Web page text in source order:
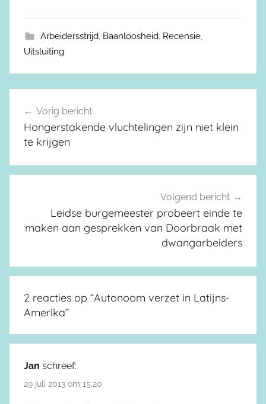
Arbeidersstrijd, Baanloosheid, Recensie,
Uitsluiting
Berichtnavigatie
Vorig bericht
Hongerstakende vluchtelingen zijn niet klein
te krijgen
Volgend bericht
Leidse burgemeester probeert einde te
maken aan gesprekken van Doorbraak met
dwangarbeiders
2 reacties op “Autonoom verzet in Latijns-
Amerika”
Jan schreef:
29 juli 2013 om 15:20